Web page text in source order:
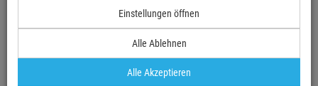
König & Meyer 13415 - Stapelstuhl, Füße
verchromt, Sitzschale schwarz
Artikel-Nummer:13415-000-02
/ Monat
Einstellungen öffnen
Alle Ablehnen
Alle Akzeptieren